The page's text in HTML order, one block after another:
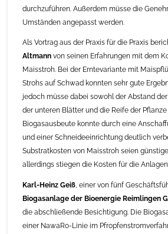
durchzuführen. Außerdem müsse die
Umständen angepasst werden.
Als Vortrag aus der Praxis für die Praxis
Altmann von seinen Erfahrungen mit dem
Maisstroh. Bei der Erntevariante mit
Strohs auf Schwad konnten sehr gute
jedoch müsse dabei sowohl der Abstand
der unteren Blätter und die Reife der
Biogasausbeute konnte durch eine
und einer Schneideeinrichtung deutlich
Substratkosten von Maisstroh seien
allerdings stiegen die Kosten für die
Karl-Heinz Geiß, einer von fünf
Biogasanlage der Bioenergie Reimlingen
die abschließende Besichtigung. Die
einer NawaRo-Linie im